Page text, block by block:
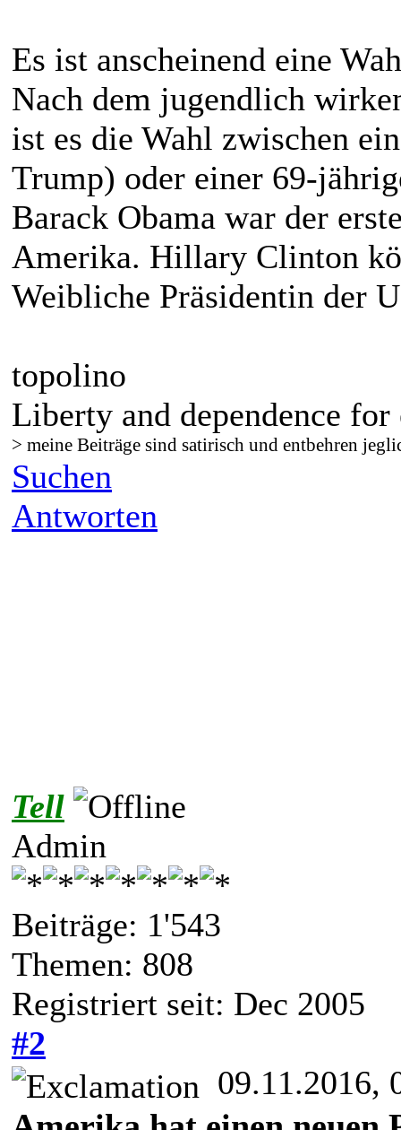
Es ist anscheinend eine
Nach dem jugendlich
ist es die Wahl zwischen
Trump) oder einer 69-
Barack Obama war der
Amerika. Hillary Clinton
Weibliche Präsidentin der
topolino
Liberty and dependence for
> meine Beiträge sind satirisch und entbehren
Suchen
Antworten
Tell
Admin
Beiträge: 1'543
Themen: 808
Registriert seit: Dec 2005
#2
09.11.2016,